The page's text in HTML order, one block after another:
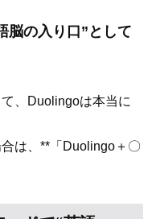
脳の入り口”として
、Duolingoは本当に
は、**「Duolingo＋〇